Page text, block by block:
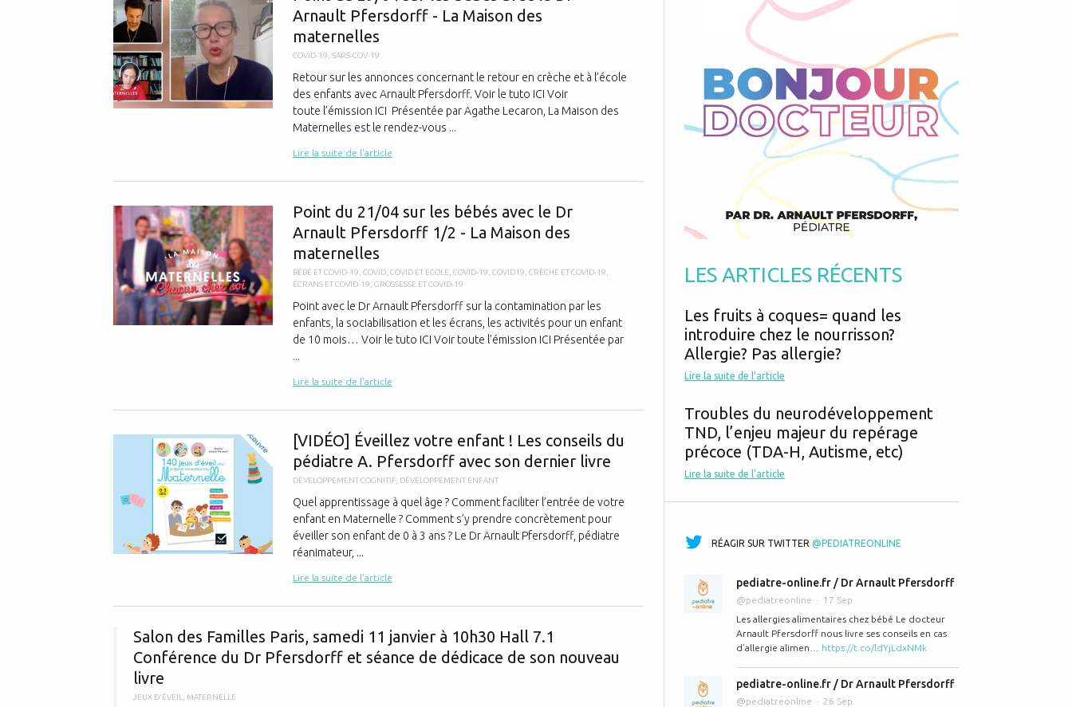
Asthme
Cardio vasculaire
Chirurgie
Développement
Fièvre
Handicap
Hygiène
Nourrissons
Prématurés
Protection enfance
Psycho social
psychologie
Vision
Voyages
Arnault Pfersdorff - La Maison des
maternelles
COVID-19 SARS-COV-19
Retour sur les annonces concernant le retour en crèche et à l’école
des enfants avec Arnault Pfersdorff. Voir le tuto ICI Voir
toute l’émission ICI Présentée par Agathe Lecaron, La Maison des
Maternelles est le rendez-vous ...
Lire la suite de l'article
Point du 21/04 sur les bébés avec le Dr
Arnault Pfersdorff 1/2 - La Maison des
maternelles
BÉBÉ ET COVID-19 COVID COVID ET ECOLE COVID-19 COVID19 CRÈCHE ET COVID-19
ÉCRANS ET COVID-19 GROSSESSE ET COVID-19
Point avec le Dr Arnault Pfersdorff sur la contamination par les
enfants, la sociabilisation et les écrans, les activités pour un enfant
de 10 mois… Voir le tuto ICI Voir toute l’émission ICI Présentée par
...
Lire la suite de l'article
Point du 21/04 sur les bébés avec le Dr Arnault Pfersdorff 1/2 - La Maison des
[VIDÉO] Éveillez votre enfant ! Les conseils du
pédiatre A. Pfersdorff avec son dernier livre
DÉVELOPPEMENT COGNITIF DÉVELOPPEMENT ENFANT
Quel apprentissage à quel âge ? Comment faciliter l’entrée de votre
enfant en Maternelle ? Comment s’y prendre concrètement pour
éveiller son enfant de 0 à 3 ans ? Le Dr Arnault Pfersdorff, pédiatre
réanimateur, ...
Lire la suite de l'article
[VIDÉO] Éveillez votre enfant ! Les conseils du pédiatre A. Pfersdorff avec son
Salon des Familles Paris, samedi 11 janvier à 10h30 Hall 7.1
Conférence du Dr Pfersdorff et séance de dédicace de son nouveau
livre
JEUX D'ÉVEIL MATERNELLE
Salon des Familles Paris, samedi 11 janvier à 10h30 Hall 7.1 Conférence du Dr
LES ARTICLES RÉCENTS
Les fruits à coques= quand les
introduire chez le nourrisson?
Allergie? Pas allergie?
Lire la suite de l'article
Troubles du neurodéveloppement
TND, l’enjeu majeur du repérage
précoce (TDA-H, Autisme, etc)
Lire la suite de l'article
RÉAGIR SUR TWITTER @PEDIATREONLINE
pediatre-online.fr / Dr Arnault Pfersdorff
@pediatreonline
17 Sep
Les allergies alimentaires chez bébé Le docteur
Arnault Pfersdorff nous livre ses conseils en cas
d’allergie alimen… https://t.co/ldYjLdxNMk
pediatre-online.fr / Dr Arnault Pfersdorff
@pediatreonline
26 Sep